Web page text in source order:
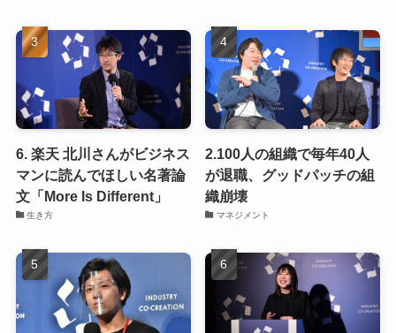
6. 楽天 北川さんがビジネス
マンに読んでほしい名著論
文「More Is Different」
生き方
2.100人の組織で毎年40人
が退職、グッドパッチの組
織崩壊
マネジメント